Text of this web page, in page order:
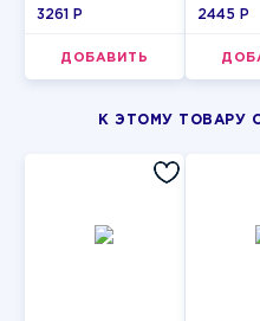
3261 P
ДОБАВИТЬ
2445 P
К ЭТОМУ ТОВАРУ